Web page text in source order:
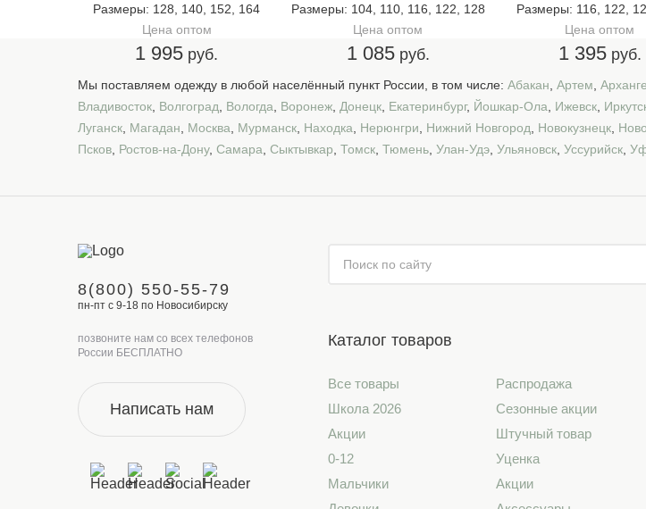
Размеры: 128, 140, 152, 164
Цена оптом
1 995 руб.
Размеры: 104, 110, 116, 122, 128
Цена оптом
1 085руб.
Размеры: 116, 122,
Цена оптом
1 395руб.
Мы поставляем одежду в любой населённый пункт России, в том числе: Абакан Артем
Владивосток Волгоград Вологда Воронеж Донецк Екатеринбург, Йошкар-Ола Ижевск
Луганск Магадан Москва Мурманск Находка Нерюнгри Нижний Новгород Новокузнецк
Псков Ростов-на-Дону, Самара Сыктывкар Томск Тюмень Улан-Удэ Ульяновск Уссурийск
8(800) 550-55-79
пн-пт с 9-18 по Новосибирску
позвоните нам со всех телефонов
России БЕСПЛАТНО
Написать нам
Каталог товаров
Все товары
Школа 2026
Акции
0-12
Мальчики
Распродажа
Сезонные акции
Штучный товар
Уценка
Акции